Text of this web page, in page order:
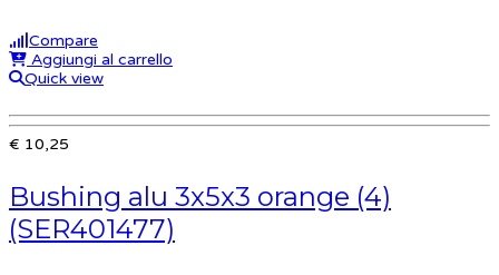
Compare
Aggiungi al carrello
Quick view
€ 10,25
Bushing alu 3x5x3 orange (4)
(SER401477)